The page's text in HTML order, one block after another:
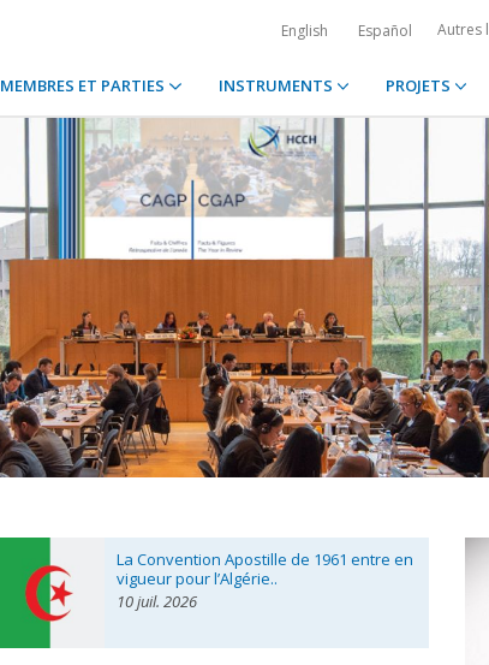
English Español Autres
MEMBRES ET PARTIES INSTRUMENTS PROJETS
La Convention Apostille de 1961 entre en
vigueur pour l’Algérie..
10 juil. 2026